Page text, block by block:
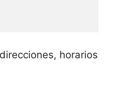
horarios